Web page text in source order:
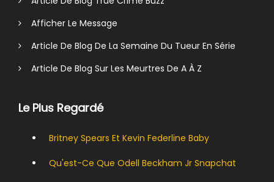
Afficher Le Message
Article De Blog De La Semaine Du Tueur En Série
Article De Blog Sur Les Meurtres De A À Z
Le Plus Regardé
Britney Spears Et Kevin Federline Baby
Qu'est-Ce Que Odell Beckham Jr Snapchat